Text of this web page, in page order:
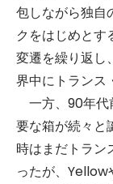
包しながら独自
クをはじめとす
変遷を繰り返し
界中にトランス
一方、90年代
要な箱が続々と
時はまだトラン
ったが、